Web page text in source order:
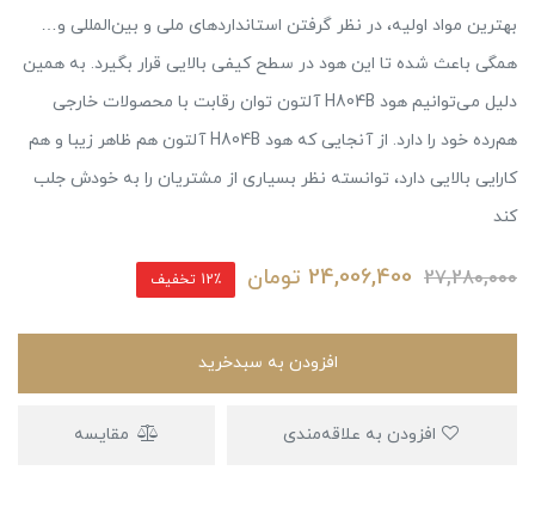
بهترین مواد اولیه، در نظر گرفتن استانداردهای ملی و بین‌المللی و…
همگی باعث شده تا این هود در سطح کیفی بالایی قرار بگیرد. به همین
دلیل می‌توانیم هود H804B آلتون توان رقابت با محصولات خارجی
هم‌رده خود را دارد. از آنجایی که هود H804B آلتون هم ظاهر زیبا و هم
کارایی بالایی دارد، توانسته نظر بسیاری از مشتریان را به خودش جلب
کند
27,280,000
24,006,400 تومان 12٪ تخفیف
افزودن به سبدخرید
مقایسه